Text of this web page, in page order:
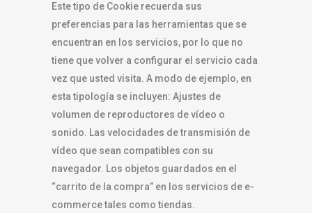
Este tipo de Cookie recuerda sus
preferencias para las herramientas que se
encuentran en los servicios, por lo que no
tiene que volver a configurar el servicio cada
vez que usted visita. A modo de ejemplo, en
esta tipología se incluyen: Ajustes de
volumen de reproductores de vídeo o
sonido. Las velocidades de transmisión de
vídeo que sean compatibles con su
navegador. Los objetos guardados en el
“carrito de la compra” en los servicios de e-
commerce tales como tiendas.